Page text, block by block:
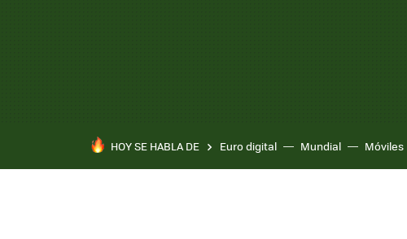
HOY SE HABLA DE Euro digital Mundial Móviles